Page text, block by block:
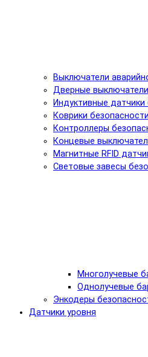
Выключатели
Дверные
Индуктивные датчики
Коврики безопасности
Контроллеры
Концевые
Магнитные RFID
Световые завесы
Многолучевые
Однолучевые
Энкодеры
Датчики уровня